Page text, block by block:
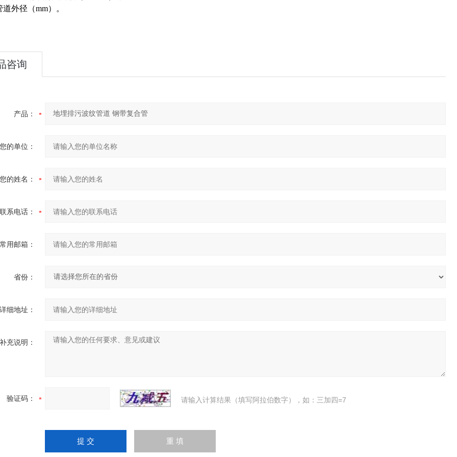
外径（mm）。
咨询
产品：
您的单位：
您的姓名：
联系电话：
常用邮箱：
省份：
详细地址：
补充说明：
验证码： 请输入计算结果（填写阿拉伯数字），如：三加四=7